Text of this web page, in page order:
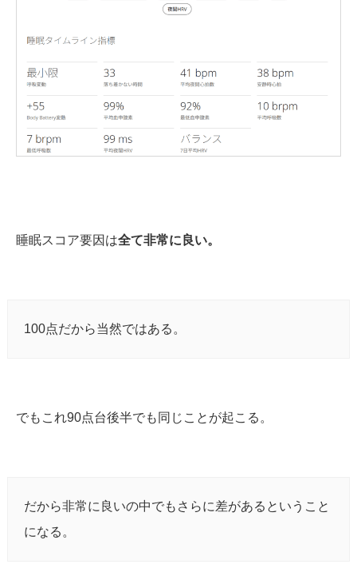
睡眠スコア要因は全て非常に良い。
100点だから当然ではある。
でもこれ90点台後半でも同じことが起こる。
だから非常に良いの中でもさらに差があるということ
になる。